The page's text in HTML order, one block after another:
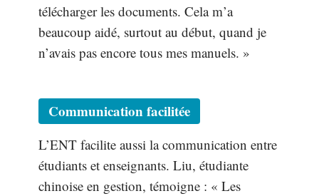
télécharger les documents. Cela m’a
beaucoup aidé, surtout au début, quand je
n’avais pas encore tous mes manuels. »
Communication facilitée
L’ENT facilite aussi la communication entre
étudiants et enseignants. Liu, étudiante
chinoise en gestion, témoigne : « Les